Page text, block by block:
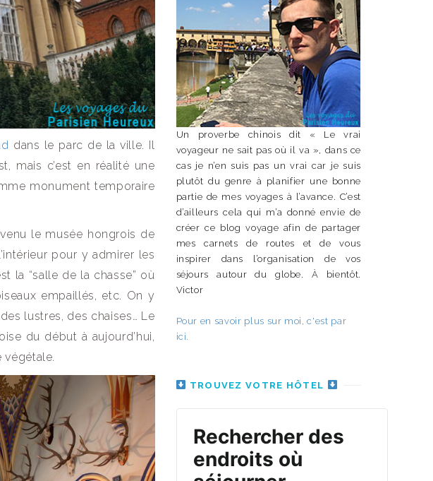
dans le parc de la ville. Il
mais c’est en réalité une
monument temporaire
le musée hongrois de
pour y admirer les
la “salle de la chasse” où
empaillés, etc. On y
lustres, des chaises… Le
du début à aujourd’hui,
végétale.
Un proverbe chinois dit « Le vrai
voyageur ne sait pas où il va », dans ce
cas je n’en suis pas un vrai car je suis
plutôt du genre à planifier une bonne
partie de mes voyages à l’avance. C’est
d’ailleurs cela qui m’a donné envie de
créer ce blog voyage afin de partager
mes carnets de routes et de vous
inspirer dans l’organisation de vos
séjours autour du globe. À bientôt.
Victor
Pour en savoir plus sur moi, c'est par
ici.
TROUVEZ VOTRE HÔTEL